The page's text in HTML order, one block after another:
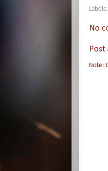
Labels:
No
Post
Note: